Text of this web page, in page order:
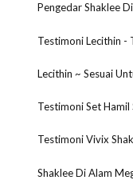
Pengedar Shaklee
Testimoni Lecithin -
Lecithin ~ Sesuai
Testimoni Set Hamil
Testimoni Vivix
Shaklee Di Alam